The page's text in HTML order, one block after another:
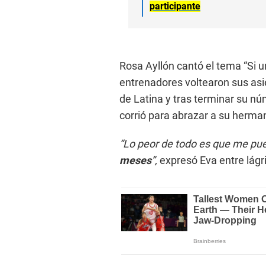
participante
Rosa Ayllón cantó el tema “Si
entrenadores voltearon sus
de Latina y tras terminar su
corrió para abrazar a su
“Lo peor de todo es que me
meses”, expresó Eva entre